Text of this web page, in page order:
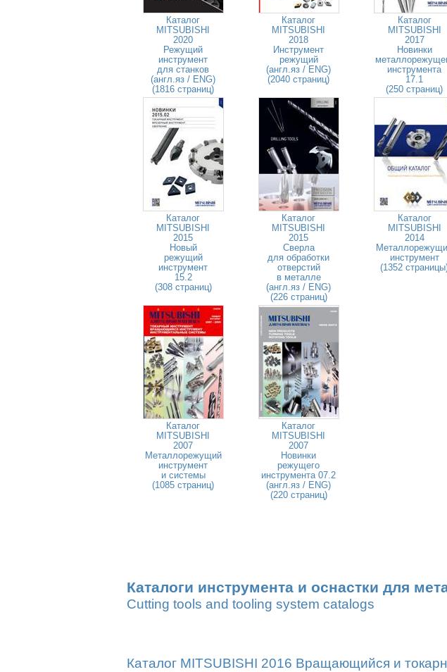
Каталог
MITSUBISHI
2020
Режущий
инструмент
для станков
(англ.яз / ENG)
(1816 страниц)
Каталог
MITSUBISHI
2018
Инструмент
режущий
(англ.яз / ENG)
(2040 страниц)
Каталог
MITSUBISHI
2017
Новинки
инструмента
17.1
(250 страниц)
Каталог
MITSUBISHI
2015
Новый
режущий
инструмент
15.2
(308 страниц)
Каталог
MITSUBISHI
2015
Сверла
для обработки
отверстий
в металле
(англ.яз / ENG)
(226 страниц)
Каталог
MITSUBISHI
2014
инструмент
(1352
Каталог
MITSUBISHI
2007
Металлорежущий
инструмент
и системы
(1085 страниц)
Каталог
MITSUBISHI
2007
Новинки
режущего
инструмента 07.2
(англ.яз / ENG)
(220 страниц)
Каталоги инструмента и оснастки для
Cutting tools and tooling system catalogs
Каталог MITSUBISHI 2016 Вращающийся и